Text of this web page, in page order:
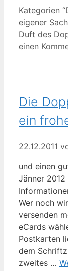
Kategorien
eigener
Duft des
einen
Die
ein
22.12.2011
und einen
Jänner
Wer noch
versenden
eCards
Postkarten
dem
zweites …